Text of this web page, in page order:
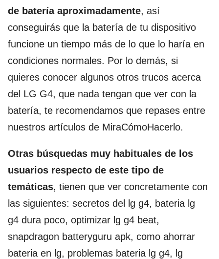
de batería aproximadamente, así
conseguirás que la batería de tu dispositivo
funcione un tiempo más de lo que lo haría en
condiciones normales. Por lo demás, si
quieres conocer algunos otros trucos acerca
del LG G4, que nada tengan que ver con la
batería, te recomendamos que repases entre
nuestros artículos de MiraCómoHacerlo.
Otras búsquedas muy habituales de los
usuarios respecto de este tipo de
temáticas, tienen que ver concretamente con
las siguientes: secretos del lg g4, bateria lg
g4 dura poco, optimizar lg g4 beat,
snapdragon batteryguru apk, como ahorrar
bateria en lg, problemas bateria lg g4, lg